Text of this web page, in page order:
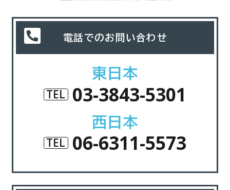
電話でのお問い合わせ
東日本
TEL 03-3843-5301
西日本
TEL 06-6311-5573